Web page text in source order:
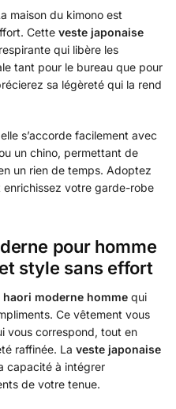
maison du kimono est
Cette veste japonaise
qui libère les
tant pour le bureau que pour
sa légèreté qui la rend
s’accorde facilement avec
un chino, permettant de
un rien de temps. Adoptez
enrichissez votre garde-robe
pour homme
style sans effort
haori moderne homme qui
Ce vêtement vous
vous correspond, tout en
raffinée. La veste japonaise
capacité à intégrer
de votre tenue.